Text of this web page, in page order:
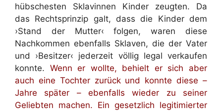
hübschesten Sklavinnen Kinder zeugten. Da
das Rechtsprinzip galt, dass die Kinder dem
›Stand der Mutter‹ folgen, waren diese
Nachkommen ebenfalls Sklaven, die der Vater
und ›Besitzer‹ jederzeit völlig legal verkaufen
konnte. Wenn er wollte, behielt er sich aber
auch eine Tochter zurück und konnte diese –
Jahre später – ebenfalls wieder zu seiner
Geliebten machen. Ein gesetzlich legitimierter